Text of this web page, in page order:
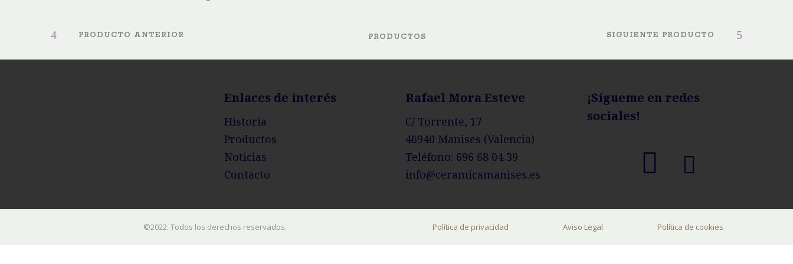
PRODUCTO ANTERIOR PRODUCTOS SIGUIENTE PRODUCTO
Enlaces de interés
Historia
Productos
Noticias
Contacto
Rafael Mora Esteve
C/ Torrente, 17
46940 Manises (Valencia)
Teléfono: 696 68 04 39
info@ceramicamanises.es
¡Sígueme en redes
sociales!
©2022. Todos los derechos reservados. Política de privacidad Aviso Legal Política de cookies